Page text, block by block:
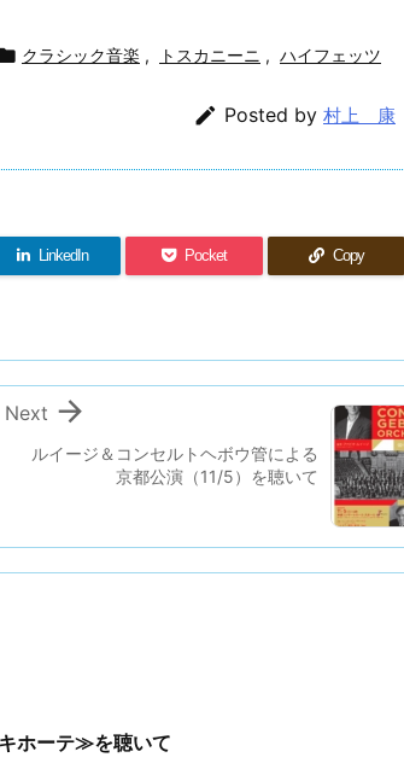
クラシック音楽 , トスカニーニ , ハイフェッツ
 Posted by 村上 康
LinkedIn Pocket Copy
ルイージ＆コンセルトヘボウ管による
京都公演（11/5）を聴いて

Next
ホーテ≫を聴いて